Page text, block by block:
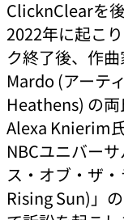
ClicknClearを
2022年に起こ
ク終了後、作
Mardo (アーテ
Heathens) の
Alexa Knierim
NBCユニバー
ス・オブ・ザ
Rising Sun)」